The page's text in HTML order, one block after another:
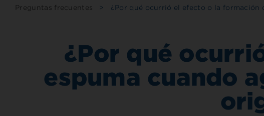
Preguntas frecuentes > ¿Por qué ocurrió el efecto o la formación
¿Por qué
espuma cuando